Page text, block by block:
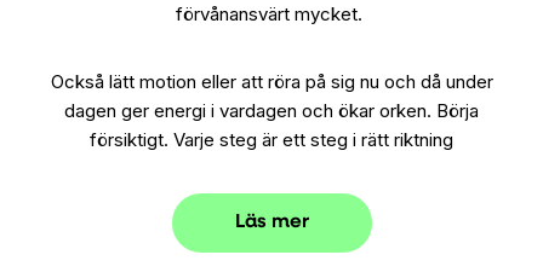
förvånansvärt mycket.
Också lätt motion eller att röra på sig nu och då under
dagen ger energi i vardagen och ökar orken. Börja
försiktigt. Varje steg är ett steg i rätt riktning
Läs mer